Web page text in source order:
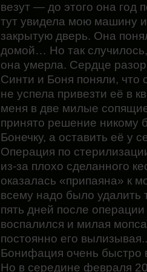
везут — до этого она год
тут увидела мою машину
закрытую дверь. Она
домой… Но так
она умерла. Сердце
Синти и Боня поняли, что
не успела привезти её в
меня в две милые
принято решение никому
Бонечку, а оставить её у
Операция по
из-за плохо сделанного
оказалась «припаяна» к
всему надо было удалить
пять дней после
воспалился и милая
постоянно его
Бонифация очень быстро
Но в середине февраля